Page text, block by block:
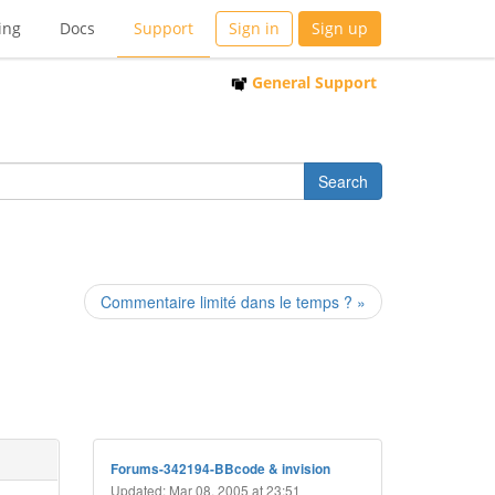
Docs Support Sign in Sign up
General Support
Commentaire limité dans le temps ? »
Forums-342194-BBcode & invision
Updated: Mar 08, 2005 at 23:51